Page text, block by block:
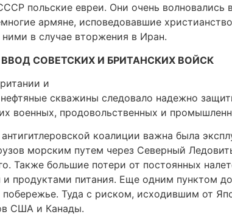
польские евреи. Они очень
армяне, исповедовавшие
ними в случае вторжения в Иран.
СОВЕТСКИХ И БРИТАНСКИХ ВОЙСК
и
скважины следовало надежно
военных, продовольственных и
коалиции важна была
морским путем через Северный
Также большие потери от постоянных
продуктами питания. Еще одним пунктом
Туда с риском, исходившим от
США и Канады.